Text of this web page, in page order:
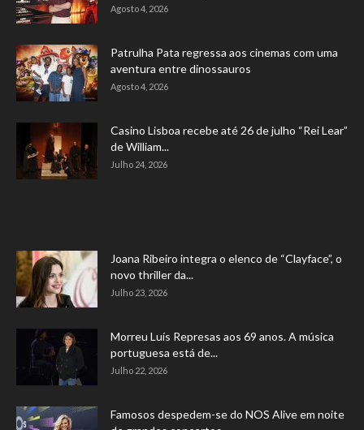
Agosto 4, 2026
Patrulha Pata regressa aos cinemas com uma
aventura entre dinossauros
Agosto 4, 2026
Casino Lisboa recebe até 26 de julho “Rei Lear”
de William...
Julho 24, 2026
Joana Ribeiro integra o elenco de “Clayface”, o
novo thriller da...
Julho 23, 2026
Morreu Luís Represas aos 69 anos. A música
portuguesa está de...
Julho 22, 2026
Famosos despedem-se do NOS Alive em noite